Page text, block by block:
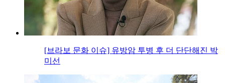
[브라보 문화 이슈] 유방암 투병 후 더 단단해진 박
미선